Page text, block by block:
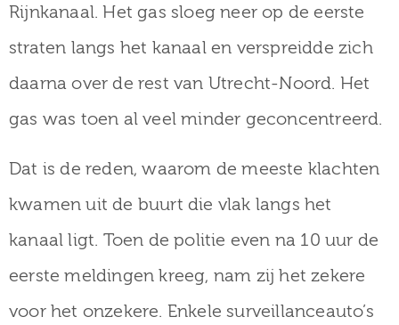
Rijnkanaal. Het gas sloeg neer op de eerste
straten langs het kanaal en verspreidde zich
daarna over de rest van Utrecht-Noord. Het
gas was toen al veel minder geconcentreerd.
Dat is de reden, waarom de meeste klachten
kwamen uit de buurt die vlak langs het
kanaal ligt. Toen de politie even na 10 uur de
eerste meldingen kreeg, nam zij het zekere
voor het onzekere. Enkele surveillanceauto’s